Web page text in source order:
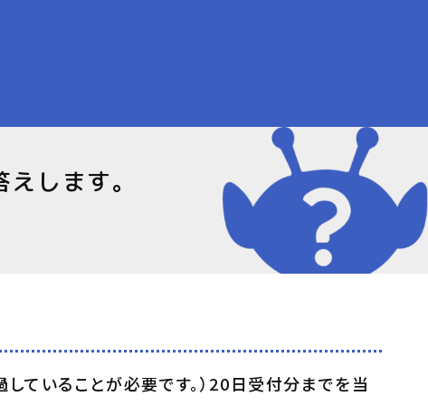
します。
ていることが必要です。）20日受付分までを当